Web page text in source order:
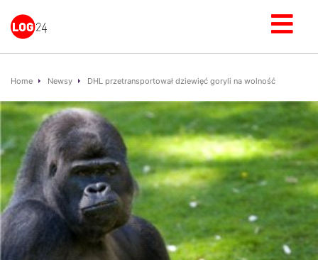
Home Newsy DHL przetransportował dziewięć goryli na wolność